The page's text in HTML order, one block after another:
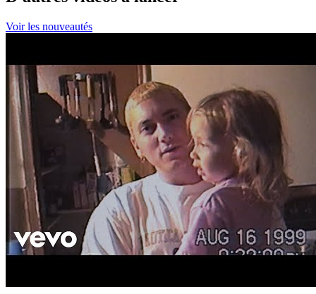
Voir les nouveautés